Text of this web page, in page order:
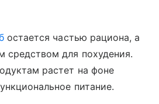
остается частью рациона, а
средством для похудения.
растет на фоне
питание.